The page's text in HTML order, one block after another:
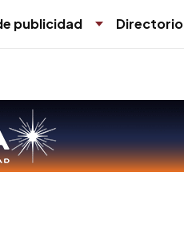
publicidad Directorio